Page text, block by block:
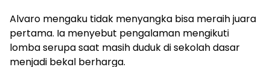
Alvaro mengaku tidak menyangka bisa meraih juara
pertama. Ia menyebut pengalaman mengikuti
lomba serupa saat masih duduk di sekolah dasar
menjadi bekal berharga.